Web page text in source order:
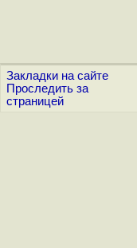
Закладки на сайте
Проследить за
страницей